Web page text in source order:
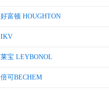
好富顿 HOUGHTON
IKV
莱宝 LEYBONOL
倍可BECHEM